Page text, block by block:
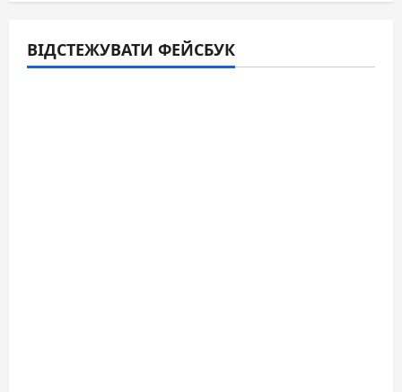
ВІДСТЕЖУВАТИ ФЕЙСБУК